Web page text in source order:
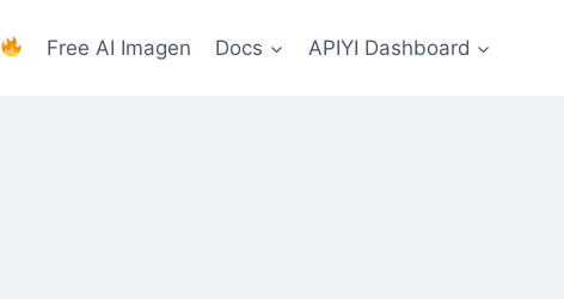
Free AI Imagen Docs APIYI Dashboard